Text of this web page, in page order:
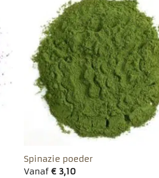
aan
Spinazie poeder
Vanaf€3,10